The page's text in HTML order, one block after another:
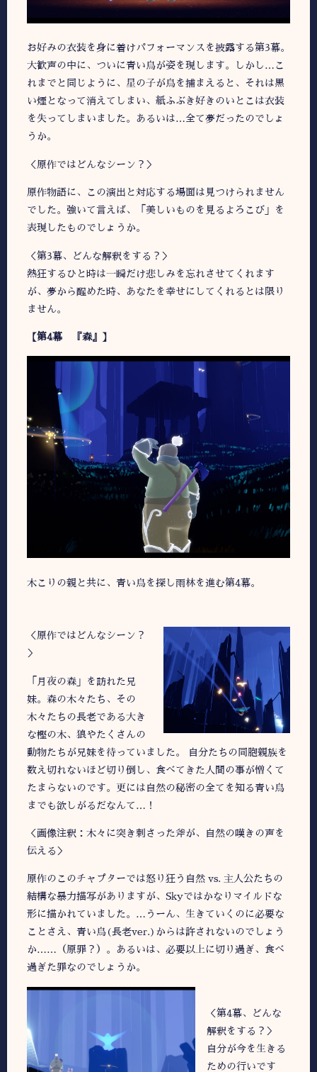
お好みの衣装を身に着けパフォーマンスを披露する第3幕。
大歓声の中に、ついに青い鳥が姿を現します。しかし…こ
れまでと同じように、星の子が鳥を捕まえると、それは黒
い煙となって消えてしまい、紙ふぶき好きのいとこは衣装
を失ってしまいました。あるいは…全て夢だったのでしょ
うか。
＜原作ではどんなシーン？＞
原作物語に、この演出と対応する場面は見つけられません
でした。強いて言えば、「美しいものを見るよろこび」を
表現したものでしょうか。
＜第3幕、どんな解釈をする？＞
熱狂するひと時は一瞬だけ悲しみを忘れさせてくれます
が、夢から醒めた時、あなたを幸せにしてくれるとは限り
ません。
【第4幕 『森』】
木こりの親と共に、青い鳥を探し雨林を進む第4幕。
＜原作ではどんなシーン？
＞
「月夜の森」を訪れた兄
妹。森の木々たち、その
木々たちの長老である大き
な樫の木、狼やたくさんの
動物たちが兄妹を待っていました。 自分たちの同胞親族を
数え切れないほど切り倒し、食べてきた人間の事が憎くて
たまらないのです。更には自然の秘密の全てを知る青い鳥
までも欲しがるだなんて…！
＜画像注釈：木々に突き刺さった斧が、自然の嘆きの声を
伝える＞
原作のこのチャプターでは怒り狂う自然 vs. 主人公たちの
結構な暴力描写がありますが、Skyではかなりマイルドな
形に描かれていました。…うーん、生きていくのに必要な
ことさえ、青い鳥(長老ver.)からは許されないのでしょう
か……（原罪？）。あるいは、必要以上に切り過ぎ、食べ
過ぎた罪なのでしょうか。
＜第4幕、どんな
解釈をする？＞
自分が今を生きる
ための行いです